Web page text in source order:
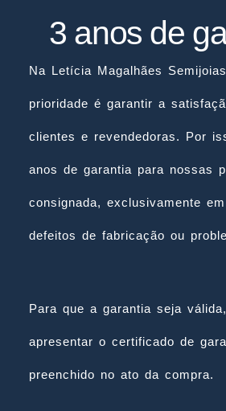
3 anos de
Na Letícia Magalhães
prioridade é garantir a
clientes e revendedoras. Por
anos de garantia para nossas
consignada, exclusivamente
defeitos de fabricação ou
Para que a garantia seja
apresentar o certificado de
preenchido no ato da compra.